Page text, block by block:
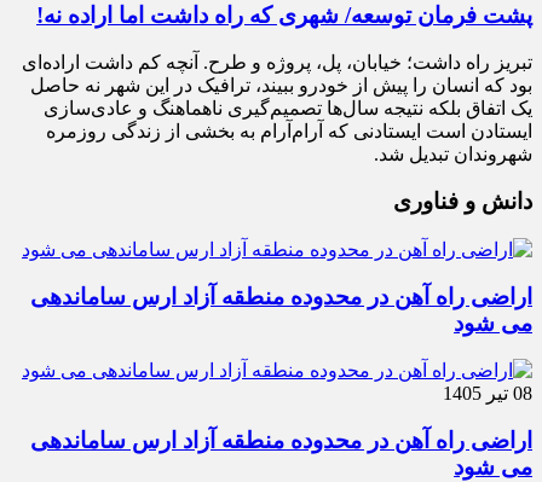
پشت فرمان توسعه/ شهری که راه داشت اما اراده نه!
تبریز راه داشت؛ خیابان، پل، پروژه و طرح. آنچه کم داشت اراده‌ای
بود که انسان را پیش از خودرو ببیند، ترافیک در این شهر نه حاصل
یک اتفاق بلکه نتیجه سال‌ها تصمیم‌گیری ناهماهنگ و عادی‌سازی
ایستادن است ایستادنی که آرام‌آرام به بخشی از زندگی روزمره
شهروندان تبدیل شد.
دانش و فناوری
اراضی راه آهن در محدوده منطقه آزاد ارس ساماندهی
می شود
08 تیر 1405
اراضی راه آهن در محدوده منطقه آزاد ارس ساماندهی
می شود